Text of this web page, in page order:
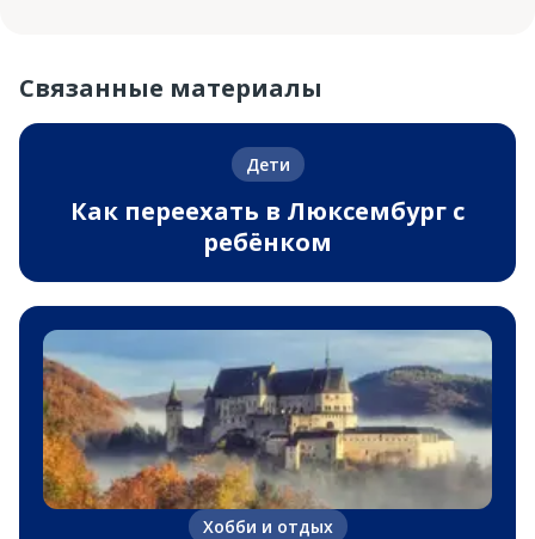
Связанные материалы
Дети
Как переехать в Люксембург с
ребёнком
Хобби и отдых